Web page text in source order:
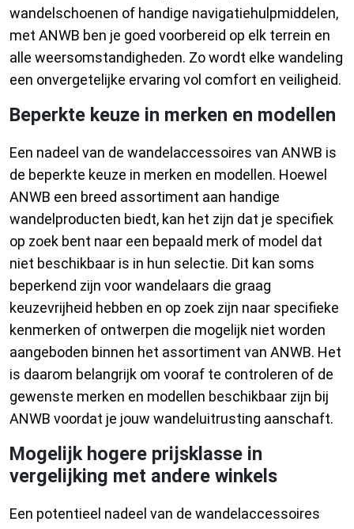
wandelschoenen of handige navigatiehulpmiddelen,
met ANWB ben je goed voorbereid op elk terrein en
alle weersomstandigheden. Zo wordt elke wandeling
een onvergetelijke ervaring vol comfort en veiligheid.
Beperkte keuze in merken en modellen
Een nadeel van de wandelaccessoires van ANWB is
de beperkte keuze in merken en modellen. Hoewel
ANWB een breed assortiment aan handige
wandelproducten biedt, kan het zijn dat je specifiek
op zoek bent naar een bepaald merk of model dat
niet beschikbaar is in hun selectie. Dit kan soms
beperkend zijn voor wandelaars die graag
keuzevrijheid hebben en op zoek zijn naar specifieke
kenmerken of ontwerpen die mogelijk niet worden
aangeboden binnen het assortiment van ANWB. Het
is daarom belangrijk om vooraf te controleren of de
gewenste merken en modellen beschikbaar zijn bij
ANWB voordat je jouw wandeluitrusting aanschaft.
Mogelijk hogere prijsklasse in
vergelijking met andere winkels
Een potentieel nadeel van de wandelaccessoires